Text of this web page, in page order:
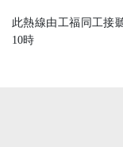
此熱線由工福同工接
10時